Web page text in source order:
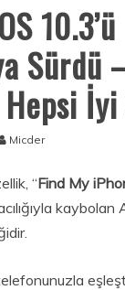
10.3’ü
Sürdü
Micder
“Find My
kaybolan
telefonunuzla